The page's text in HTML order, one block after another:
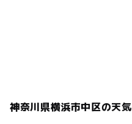
神奈川県横浜市中区の天気